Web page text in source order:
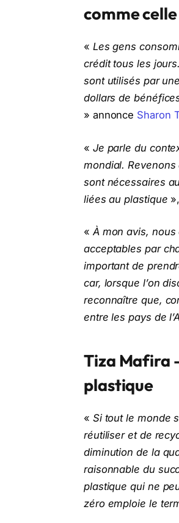
comme
« Les gens
crédit tous les
sont utilisés par
dollars de
» annonce Sharon
« Je parle du
mondial.
sont nécessaires
liées au plastique
«À mon avis,
acceptables par
important de
car, lorsque l’on
reconnaître que,
entre les pays de
Tiza Mafira
plastique
« Si tout le monde
réutiliser et de
diminution de la
raisonnable du
plastique qui ne
zéro emploie le